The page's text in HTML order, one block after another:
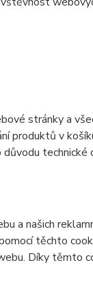
stránky a
produktů v
a našich
těchto
Díky těmto